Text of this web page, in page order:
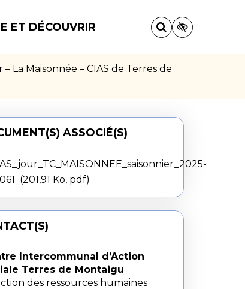
ET DÉCOUVRIR
La Maisonnée – CIAS de Terres de
ASSOCIÉ(S)
AS_jour_TC_MAISONNEE_saisonnier_2025-
061
201,91 Ko, pdf
Intercommunal d’Action
Terres de Montaigu
des ressources humaines